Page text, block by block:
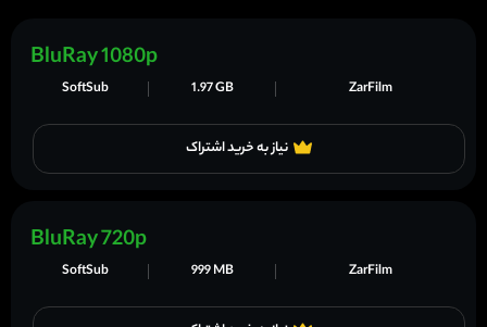
نیاز به خرید اشتراک
ZarFilm
1.97 GB
SoftSub
BluRay 1080p
ZarFilm
999 MB
SoftSub
BluRay 720p